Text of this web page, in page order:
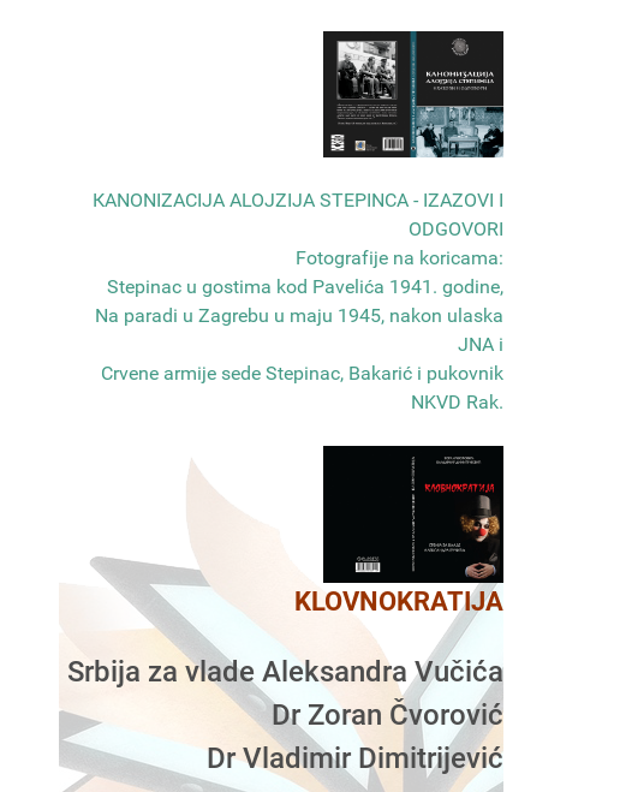
КANONIZACIJA ALOJZIJA STEPINCA - IZAZOVI I
ODGOVORI
Fotografije na koricama:
Stepinac u gostima kod Pavelića 1941. godine,
Na paradi u Zagrebu u maju 1945, nakon ulaska
JNA i
Crvene armije sede Stepinac, Bakarić i pukovnik
NKVD Rak.
KLOVNOKRATIJA
Srbija za vlade Aleksandra Vučića
Dr Zoran Čvorović
Dr Vladimir Dimitrijević